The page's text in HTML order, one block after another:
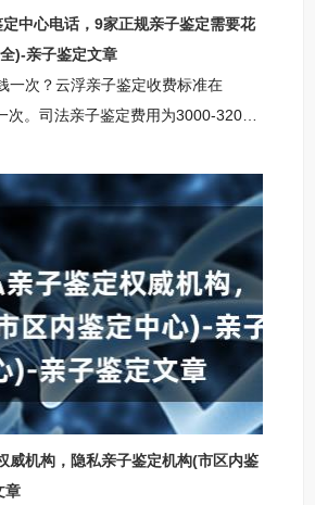
中心电话，9家正规亲子鉴定需要花
)-亲子鉴定文章
一次？云浮亲子鉴定收费标准在
次。司法亲子鉴定费用为3000-3200
为3800-4200元，适用于孕期妈妈确
关系；个人隐私亲子鉴定费用为
私下了解亲生关系，保护个人隐私。
因亲子鉴定咨询中心云浮柚子基因亲
：云浮市银盆岭奥克斯国际公寓云浮
询范围：上户口亲子鉴定咨询，个人
亲子鉴
威机构，隐私亲子鉴定机构(市区内鉴
章